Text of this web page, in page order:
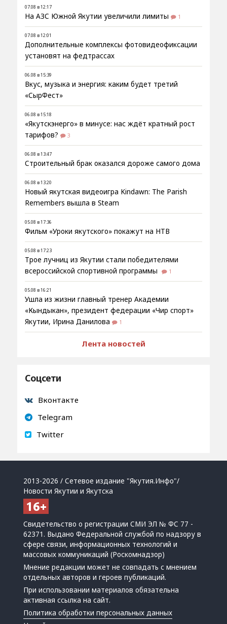
07.08 в 12:17
На АЗС Южной Якутии увеличили лимиты 1
07.08 в 12:01
Дополнительные комплексы фотовидеофиксации
установят на федтрассах
06.08 в 15:39
Вкус, музыка и энергия: каким будет третий
«СырФест»
06.08 в 15:18
«Якутскэнерго» в минусе: нас ждёт кратный рост
тарифов?
3
06.08 в 13:47
Строительный брак оказался дороже самого дома
06.08 в 13:20
Новый якутская видеоигра Kindawn: The Parish
Remembers вышла в Steam
05.08 в 17:36
Фильм «Уроки якутского» покажут на НТВ
05.08 в 17:23
Трое лучниц из Якутии стали победителями
всероссийской спортивной программы
1
05.08 в 16:21
Ушла из жизни главный тренер Академии
«Кындыкан», президент федерации «Чир спорт»
Якутии, Ирина Данилова
1
Лента новостей
Соцсети
Вконтакте
Telegram
Twitter
2013-2026 / Сетевое издание "Якутия.Инфо"/
Новости Якутии и Якутска
Свидетельство о регистрации СМИ ЭЛ № ФС 77 -
62371. Выдано Федеральной службой по надзору в
сфере связи, информационных технологий и
массовых коммуникаций (Роскомнадзор)
Мнение редакции может не совпадать с мнением
отдельных авторов и героев публикаций.
При использовании материалов обязательна
активная ссылка на сайт.
Политика обработки персональных данных